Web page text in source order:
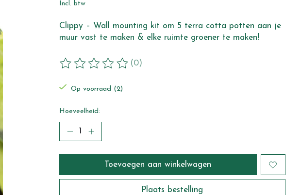
Incl. btw
Clippy – Wall mounting kit om 5 terra cotta potten aan je
muur vast te maken & elke ruimte groener te maken!
De beoordeling van dit product is
(0)
Op voorraad (2)
Hoeveelheid:
Toevoegen aan winkelwagen
Plaats bestelling